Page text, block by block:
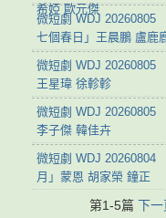
希婭 歐元傑
微短劇 WDJ 20260805
七個春日」王晨鵬 盧鹿
微短劇 WDJ 20260805
王星瑋 徐軫軫
微短劇 WDJ 20260805
李子傑 韓佳卉
微短劇 WDJ 20260804
月」蒙恩 胡家榮 鐘正
第1-5篇 下一